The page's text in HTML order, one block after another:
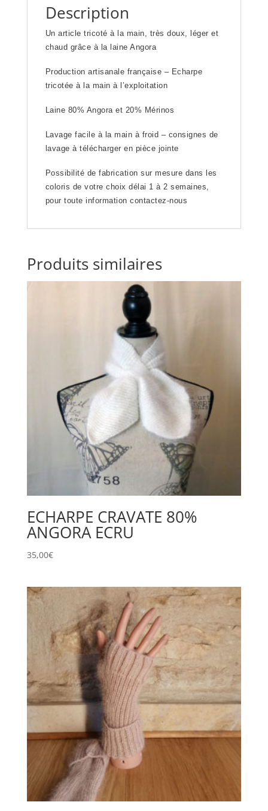
Description
Un article tricoté à la main, très doux, léger et
chaud grâce à la laine Angora
Production artisanale française – Echarpe
tricotée à la main à l’exploitation
Laine 80% Angora et 20% Mérinos
Lavage facile à la main à froid – consignes de
lavage à télécharger en pièce jointe
Possibilité de fabrication sur mesure dans les
coloris de votre choix délai 1 à 2 semaines,
pour toute informationcontactez-nous
Produits similaires
ECHARPE CRAVATE 80%
ANGORA ECRU
35,00€